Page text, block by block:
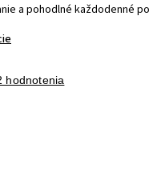
a pohodlné každodenné
hodnotenia